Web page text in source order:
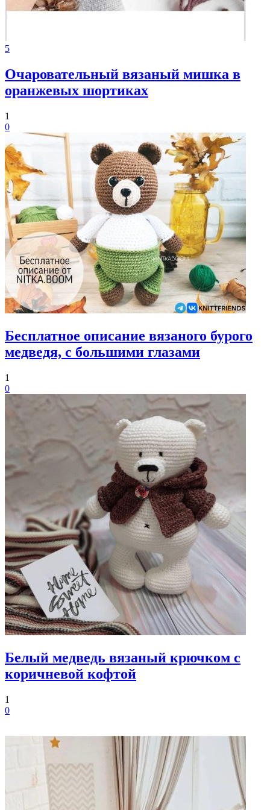
5
Очаровательный вязаный мишка в
оранжевых шортиках
1
0
Бесплатное описание вязаного бурого
медведя, с большими глазами
1
0
Белый медведь вязаный крючком с
коричневой кофтой
1
0